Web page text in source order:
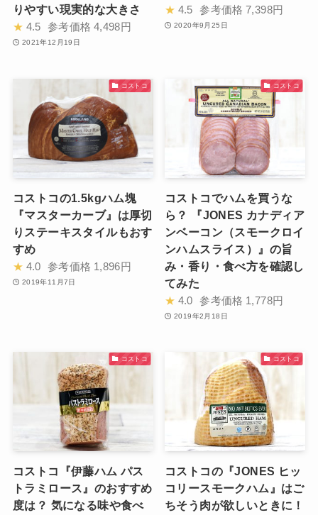
りやすい現実的な大きさ
★ 4.5 参考価格 4,498円
2021年12月19日
★ 4.5 参考価格 7,398円
2020年9月25日
コストコ
コストコの1.5kgハム塊
『マスターカーブ』は厚切
りステーキスタイルもおす
すめ
★ 4.0 参考価格 1,896円
2019年11月7日
コストコ
コストコでハムを買うな
ら？ 『JONES カナディア
ンベーコン（スモークロイ
ンハムスライス）』の旨
み・香り・食べ方を確認し
てみた
★ 4.0 参考価格 1,778円
2019年2月18日
コストコ
コストコ『伊藤ハム パス
トラミロース』のおすすめ
度は？ 気になる味や食べ
コストコ
コストコの『JONES ヒッ
コリースモークハム』はご
ちそう肉が欲しいときに！